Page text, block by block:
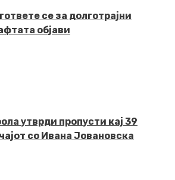
се за долготрајни
објави
утврди пропусти кај 39
со Ивана Јовановска